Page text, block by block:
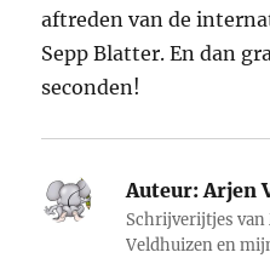
aftreden van de
Sepp Blatter. En dan
seconden!
Auteur:Arjen
Schrijverijtjes
Veldhuizen en